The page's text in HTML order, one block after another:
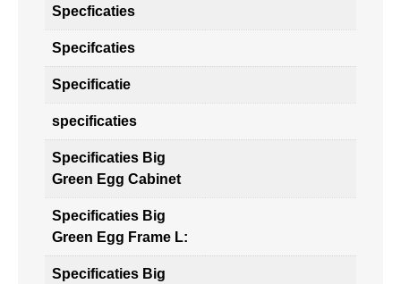
Specficaties
Specifcaties
Specificatie
specificaties
Specificaties Big
Green Egg Cabinet
Specificaties Big
Green Egg Frame L:
Specificaties Big